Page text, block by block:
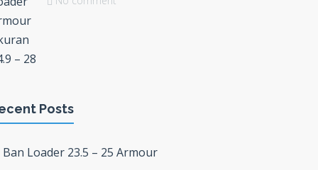
Posts
Ban Loader 23.5 – 25 Armour